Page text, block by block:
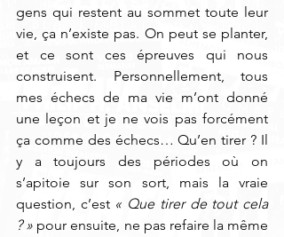
gens qui restent au sommet toute leur
vie, ça n’existe pas. On peut se planter,
et ce sont ces épreuves qui nous
construisent. Personnellement, tous
mes échecs de ma vie m’ont donné
une leçon et je ne vois pas forcément
ça comme des échecs… Qu’en tirer ? Il
y a toujours des périodes où on
s’apitoie sur son sort, mais la vraie
question, c’est « Que tirer de tout cela
? » pour ensuite, ne pas refaire la même